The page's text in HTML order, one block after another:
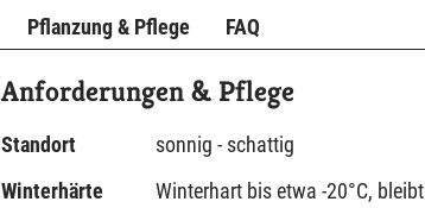
Pflanzung & Pflege FAQ
Anforderungen & Pflege
Standort
sonnig - schattig
Winterhärte
Winterhart bis etwa -20°C, bleibt